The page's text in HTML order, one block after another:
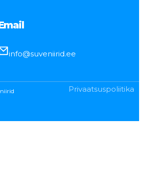
info@suveniirid.ee
Privaatsuspoliitika